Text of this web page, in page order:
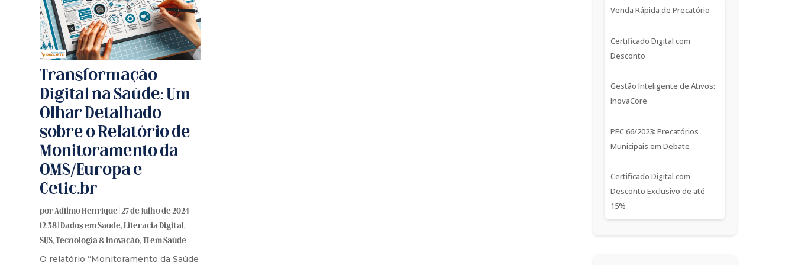
Transformação
Digital na Saúde: Um
Olhar Detalhado
sobre o Relatório de
Monitoramento da
OMS/Europa e
Cetic.br
porAdilmo Henrique |27 de julho de 2024 -
12:38 |Dados em Saúde,Literacia Digital,
SUS,Tecnologia & Inovação,TI em Saúde
O relatório “Monitoramento da Saúde
Venda Rápida de Precatório
Certificado Digital com
Desconto
Gestão Inteligente de Ativos:
InovaCore
PEC 66/2023: Precatórios
Municipais em Debate
Certificado Digital com
Desconto Exclusivo de até
15%